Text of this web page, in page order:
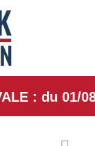
: du 01/08/